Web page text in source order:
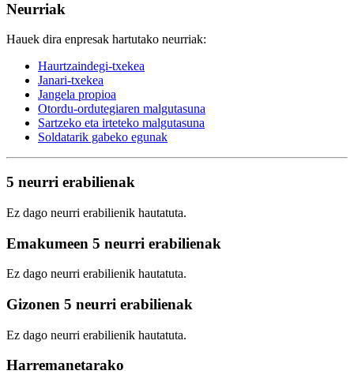
Neurriak
Hauek dira enpresak hartutako neurriak:
Haurtzaindegi-txekea
Janari-txekea
Jangela propioa
Otordu-ordutegiaren malgutasuna
Sartzeko eta irteteko malgutasuna
Soldatarik gabeko egunak
5 neurri erabilienak
Ez dago neurri erabilienik hautatuta.
Emakumeen 5 neurri erabilienak
Ez dago neurri erabilienik hautatuta.
Gizonen 5 neurri erabilienak
Ez dago neurri erabilienik hautatuta.
Harremanetarako